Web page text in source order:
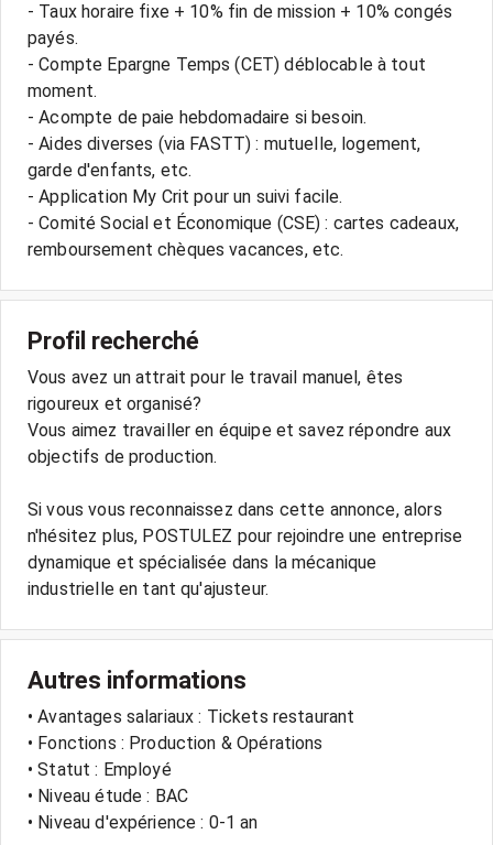
- Taux horaire fixe + 10% fin de mission + 10% congés
payés.
- Compte Epargne Temps (CET) déblocable à tout
moment.
- Acompte de paie hebdomadaire si besoin.
- Aides diverses (via FASTT) : mutuelle, logement,
garde d'enfants, etc.
- Application My Crit pour un suivi facile.
- Comité Social et Économique (CSE) : cartes cadeaux,
Profil recherché
Vous avez un attrait pour le travail manuel, êtes
rigoureux et organisé?
Vous aimez travailler en équipe et savez répondre aux
objectifs de production.
Si vous vous reconnaissez dans cette annonce, alors
n'hésitez plus, POSTULEZ pour rejoindre une entreprise
dynamique et spécialisée dans la mécanique
industrielle en tant qu'ajusteur.
Autres informations
• Avantages salariaux : Tickets restaurant
• Fonctions : Production & Opérations
• Statut : Employé
• Niveau étude : BAC
• Niveau d'expérience : 0-1 an